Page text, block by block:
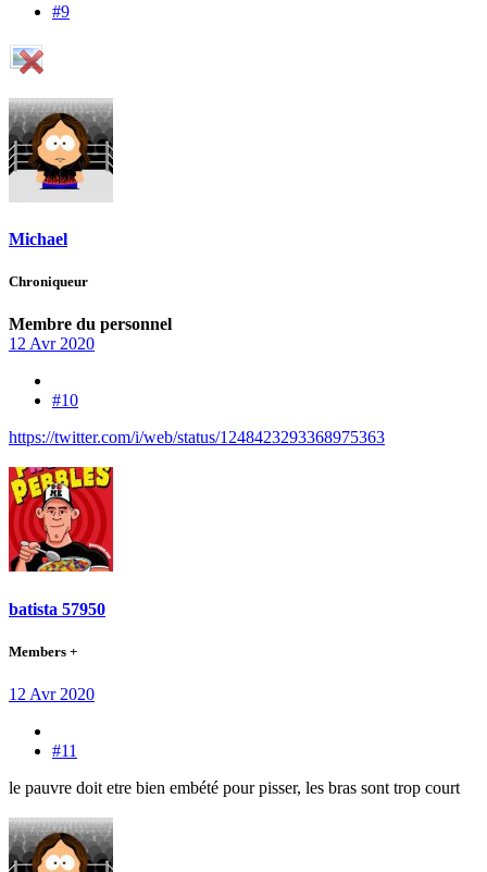
#9
Michael
Chroniqueur
Membre du personnel
12 Avr 2020
#10
https://twitter.com/i/web/status/1248423293368975363
batista 57950
Members +
12 Avr 2020
#11
le pauvre doit etre bien embété pour pisser, les bras sont trop court